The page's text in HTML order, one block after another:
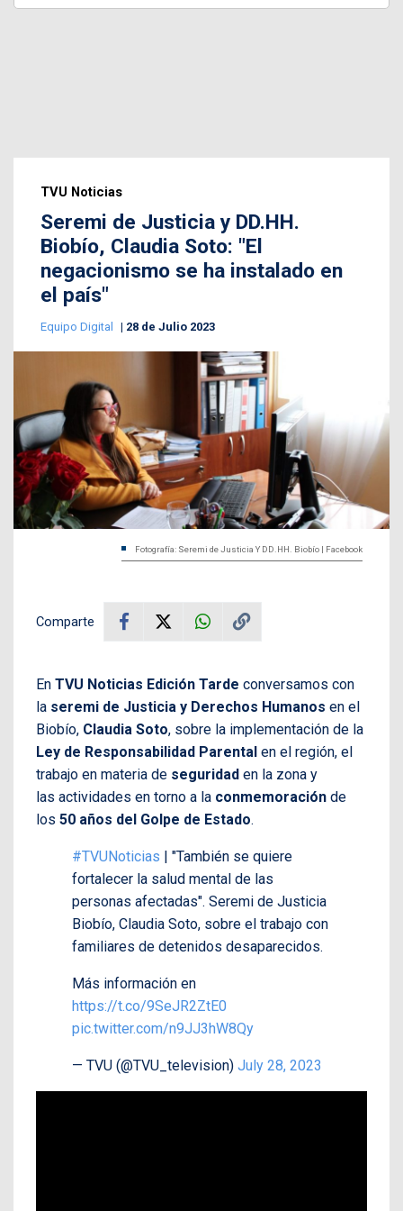
TVU Noticias
Seremi de Justicia y DD.HH.
Biobío, Claudia Soto: "El
negacionismo se ha instalado en
el país"
Equipo Digital 28 de Julio 2023
Fotografía: Seremi de Justicia Y DD.HH. Biobío | Facebook
Comparte
En TVU Noticias Edición Tarde conversamos con
la seremi de Justicia y Derechos Humanos en el
Biobío, Claudia Soto, sobre la implementación de la
Ley de Responsabilidad Parental en el región, el
trabajo en materia de seguridad en la zona y
las actividades en torno a la conmemoración de
los 50 años del Golpe de Estado.
#TVUNoticias | "También se quiere
fortalecer la salud mental de las
personas afectadas". Seremi de Justicia
Biobío, Claudia Soto, sobre el trabajo con
familiares de detenidos desaparecidos.
Más información en
https://t.co/9SeJR2ZtE0
pic.twitter.com/n9JJ3hW8Qy
— TVU (@TVU_television) July 28, 2023